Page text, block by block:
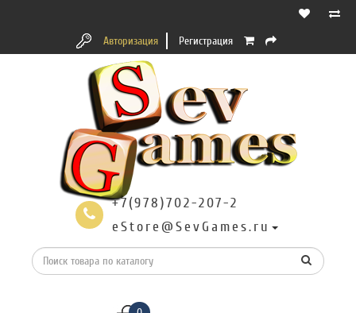
Авторизация Регистрация
+7(978)702-207-2
eStore@SevGames.ru